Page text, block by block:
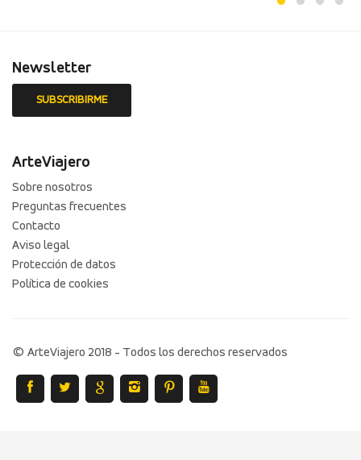
Newsletter
ArteViajero
Sobre nosotros
Preguntas frecuentes
Contacto
Aviso legal
Protección de datos
Política de cookies
© ArteViajero 2018 - Todos los derechos reservados